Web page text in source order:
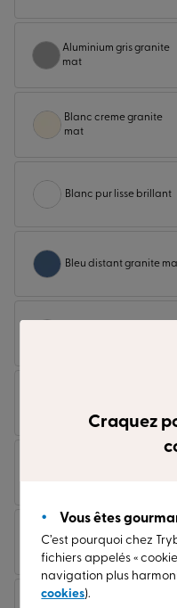
Aluminium gris granite
mat
Blanc creme granite
mat
Blanc pur lisse brillant
Bleu distant granite
Chene irlandais
exclusif
Craquez
Vous êtes
C’est pourquoi chez
fichiers appelés «
navigation plus
cookies).